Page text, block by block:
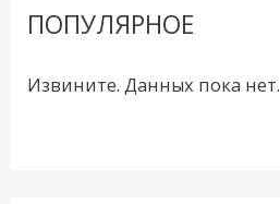
ПОПУЛЯРНОЕ
Извините. Данных пока нет.